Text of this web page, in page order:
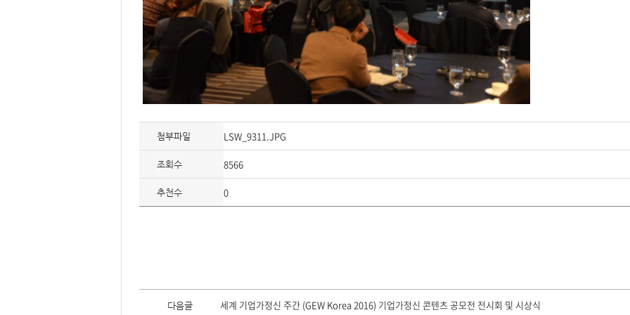
첨부파일 LSW_9311.JPG
조회수 8566
추천수 0
이
다음글 세계 기업가정신 주간 (GEW Korea 2016) 기업가정신 콘텐츠 공모전 전시회 및 시상식